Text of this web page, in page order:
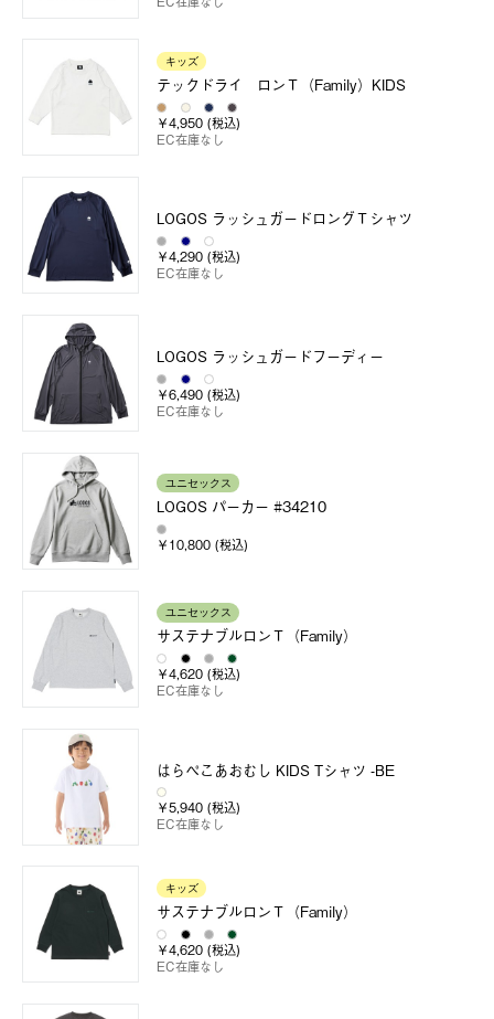
キッズ
テックドライ ロンＴ（Family）KIDS
￥4,950 (税込)
EC在庫なし
LOGOS ラッシュガードロングＴシャツ
￥4,290 (税込)
EC在庫なし
LOGOS ラッシュガードフーディー
￥6,490 (税込)
EC在庫なし
ユニセックス
LOGOS パーカー #34210
￥10,800 (税込)
ユニセックス
サステナブルロンＴ（Family）
￥4,620 (税込)
EC在庫なし
はらぺこあおむし KIDS Tシャツ -BE
￥5,940 (税込)
EC在庫なし
キッズ
サステナブルロンＴ（Family）
￥4,620 (税込)
EC在庫なし